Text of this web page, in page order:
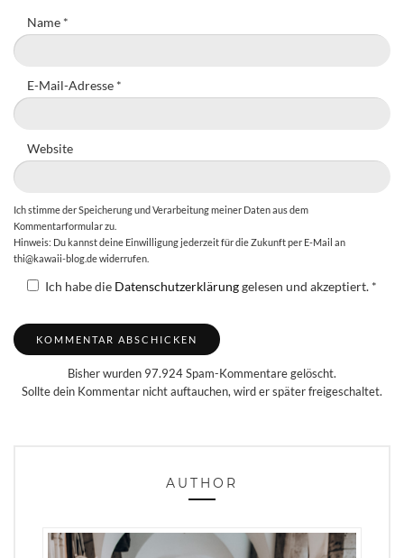
Name *
E-Mail-Adresse *
Website
Ich stimme der Speicherung und Verarbeitung meiner Daten aus dem
Kommentarformular zu.
Hinweis: Du kannst deine Einwilligung jederzeit für die Zukunft per E-Mail an
thi@kawaii-blog.de widerrufen.
Ich habe die Datenschutzerklärunggelesen und akzeptiert. *
Bisher wurden 97.924 Spam-Kommentare gelöscht.
Sollte dein Kommentar nicht auftauchen, wird er später freigeschaltet.
AUTHOR